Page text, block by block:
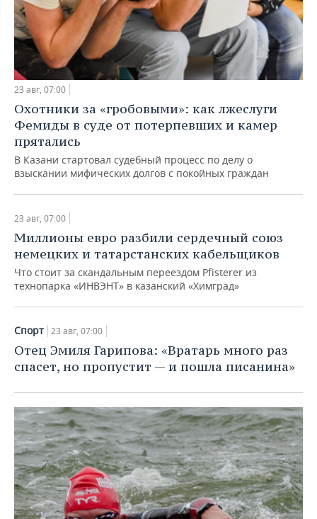
23 авг, 07:00
Охотники за «гробовыми»: как лжеслуги
Фемиды в суде от потерпевших и камер
прятались
В Казани стартовал судебный процесс по делу о
взыскании мифических долгов с покойных граждан
23 авг, 07:00
Миллионы евро разбили сердечный союз
немецких и татарстанских кабельщиков
Что стоит за скандальным переездом Pfisterer из
технопарка «ИНВЭНТ» в казанский «Химград»
Спорт 23 авг, 07:00
Отец Эмиля Гарипова: «Вратарь много раз
спасет, но пропустит — и пошла писанина»